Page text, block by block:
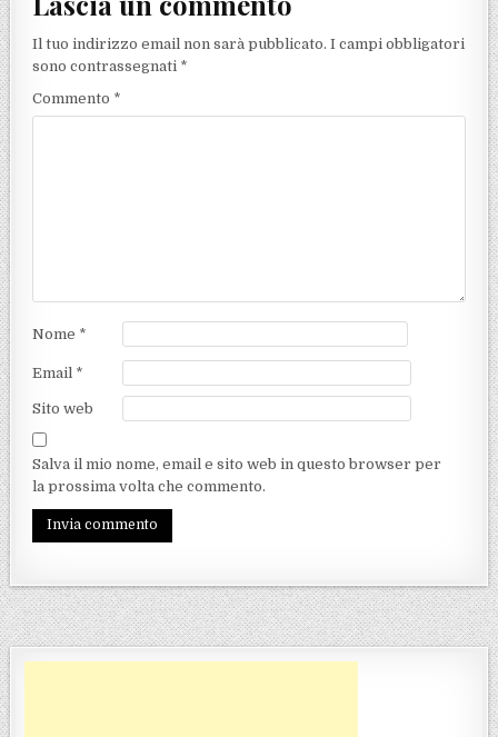
Il tuo indirizzo email non sarà pubblicato. I campi obbligatori
sono contrassegnati *
Commento *
Nome *
Email *
Sito web
Salva il mio nome, email e sito web in questo browser per
la prossima volta che commento.